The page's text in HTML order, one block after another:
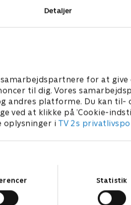
Detaljer
for at give
til dig. Vores
andres platforme. Du kan til-
ved at klikke på ’Cookie-
oplysninger i TV 2s
Statistik